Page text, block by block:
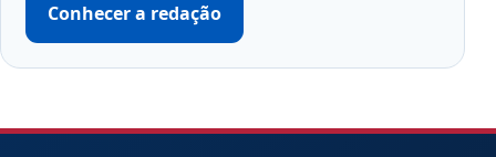
Conhecer a redação